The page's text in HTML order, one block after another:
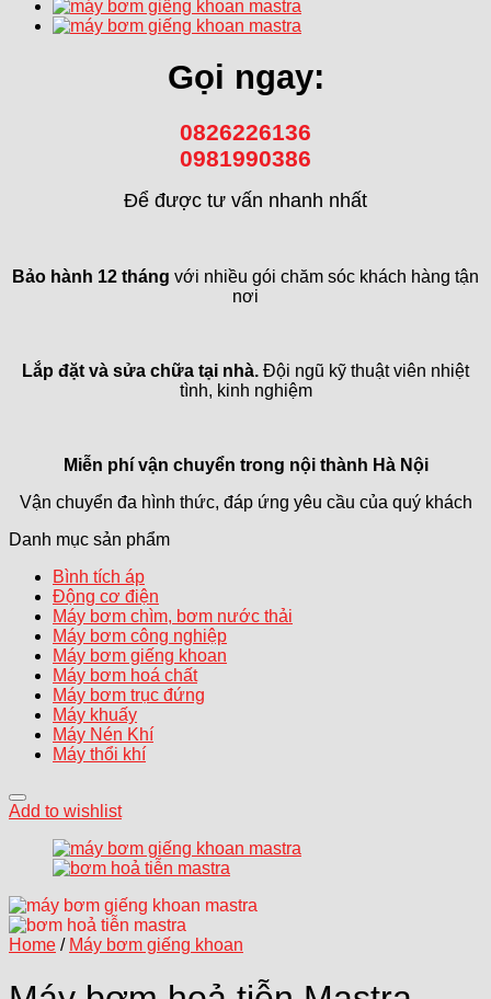
Gọi ngay:
0826226136
0981990386
Để được tư vấn nhanh nhất
Bảo hành 12 tháng với nhiều gói chăm sóc khách hàng tận
nơi
Lắp đặt và sửa chữa tại nhà. Đội ngũ kỹ thuật viên nhiệt
tình, kinh nghiệm
Miễn phí vận chuyển trong nội thành Hà Nội
Vận chuyển đa hình thức, đáp ứng yêu cầu của quý khách
Danh mục sản phẩm
Bình tích áp
Động cơ điện
Máy bơm chìm, bơm nước thải
Máy bơm công nghiệp
Máy bơm giếng khoan
Máy bơm hoá chất
Máy bơm trục đứng
Máy khuấy
Máy Nén Khí
Máy thổi khí
Add to wishlist
Home / Máy bơm giếng khoan